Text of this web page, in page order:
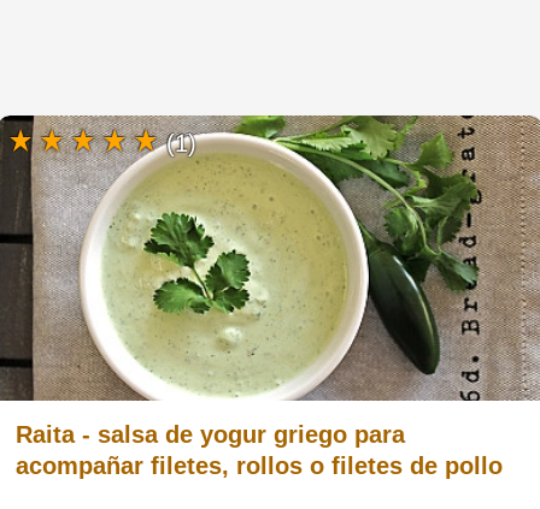
Raita - salsa de yogur griego para
acompañar filetes, rollos o filetes de pollo
(1)